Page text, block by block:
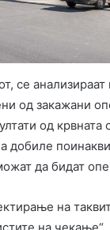
се анализираат
од закажани
од крвната
добиле
да бидат
на
на чекање“,